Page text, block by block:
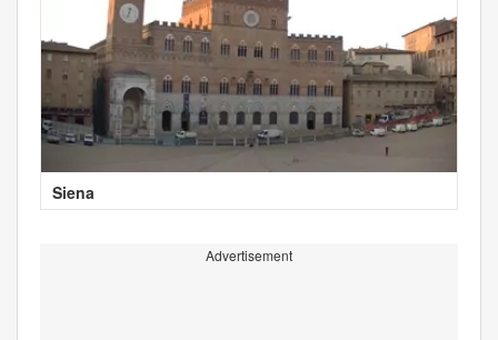
Siena
Advertisement